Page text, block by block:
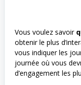
Vous voulez savoir
obtenir le plus
vous indiquer les
journée où vous
d’engagement les